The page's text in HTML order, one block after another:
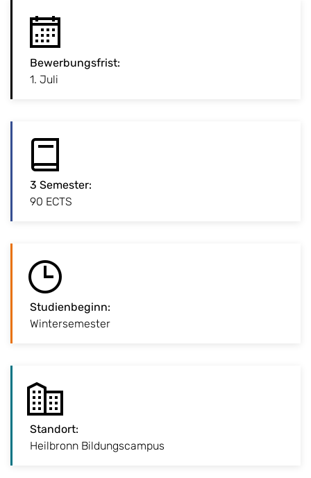
Bewerbungsfrist:
1. Juli
Studiengang ist zulassungsbeschränkt. Bitte
3 Semester:
90 ECTS
Studienbeginn:
WintersemesterVorlesungsbeginn Ende September
Standort:
Heilbronn Bildungscampus
Unser Heilbronner Campus in der Innenstadt